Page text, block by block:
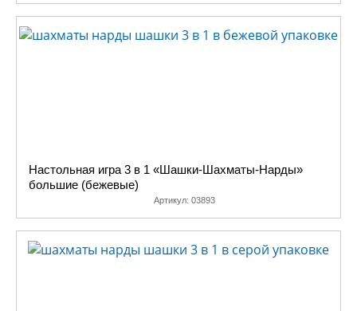
Настольная игра 3 в 1 «Шашки-Шахматы-Нарды»
большие (бежевые)
Артикул: 03893